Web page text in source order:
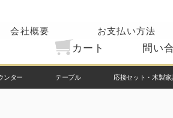
会社概要 お支払い方法
カート 問い
ンター テーブル 応接セット・木製家